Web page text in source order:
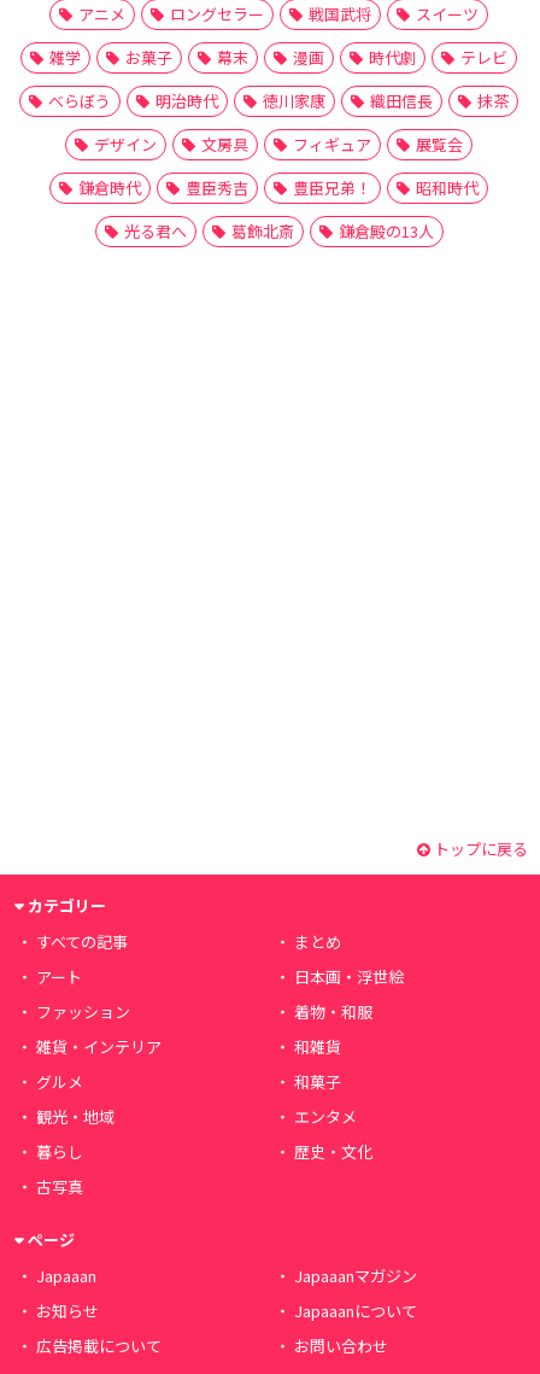
アニメ
ロングセラー 戦国武将
スイーツ
雑学
お菓子 幕末 漫画 時代劇
テレビ
べらぼう
明治時代 徳川家康 織田信長
抹茶
デザイン
文房具 フィギュア
展覧会
鎌倉時代
豊臣秀吉 豊臣兄弟！
昭和時代
光る君へ
葛飾北斎 鎌倉殿の13人
トップに戻る
カテゴリー
すべての記事
まとめ
アート
日本画・浮世絵
ファッション
着物・和服
雑貨・インテリア
和雑貨
グルメ
和菓子
観光・地域
エンタメ
暮らし
歴史・文化
古写真
ページ
Japaaan
Japaaanマガジン
お知らせ
Japaaanについて
広告掲載について
お問い合わせ